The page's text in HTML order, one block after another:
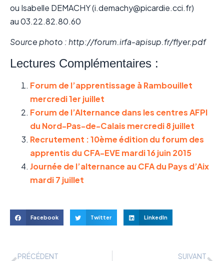
ou Isabelle DEMACHY (i.demachy@picardie.cci.fr)
au 03.22.82.80.60
Source photo : http://forum.irfa-apisup.fr/flyer.pdf
Lectures Complémentaires :
Forum de l’apprentissage à Rambouillet
mercredi 1er juillet
Forum de l’Alternance dans les centres AFPI
du Nord-Pas-de-Calais mercredi 8 juillet
Recrutement : 10ème édition du forum des
apprentis du CFA-EVE mardi 16 juin 2015
Journée de l’alternance au CFA du Pays d’Aix
mardi 7 juillet
Facebook Twitter LinkedIn
PRÉCÉDENT SUIVANT